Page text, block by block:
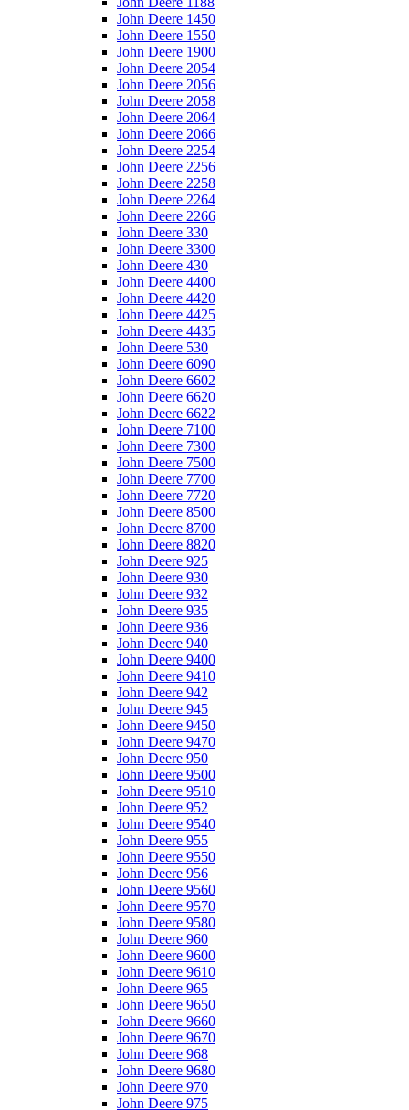
John Deere 1450
John Deere 1550
John Deere 1900
John Deere 2054
John Deere 2056
John Deere 2058
John Deere 2064
John Deere 2066
John Deere 2254
John Deere 2256
John Deere 2258
John Deere 2264
John Deere 2266
John Deere 330
John Deere 3300
John Deere 430
John Deere 4400
John Deere 4420
John Deere 4425
John Deere 4435
John Deere 530
John Deere 6090
John Deere 6602
John Deere 6620
John Deere 6622
John Deere 7100
John Deere 7300
John Deere 7500
John Deere 7700
John Deere 7720
John Deere 8500
John Deere 8700
John Deere 8820
John Deere 925
John Deere 930
John Deere 932
John Deere 935
John Deere 936
John Deere 940
John Deere 9400
John Deere 9410
John Deere 942
John Deere 945
John Deere 9450
John Deere 9470
John Deere 950
John Deere 9500
John Deere 9510
John Deere 952
John Deere 9540
John Deere 955
John Deere 9550
John Deere 956
John Deere 9560
John Deere 9570
John Deere 9580
John Deere 960
John Deere 9600
John Deere 9610
John Deere 965
John Deere 9650
John Deere 9660
John Deere 9670
John Deere 968
John Deere 9680
John Deere 970
John Deere 975